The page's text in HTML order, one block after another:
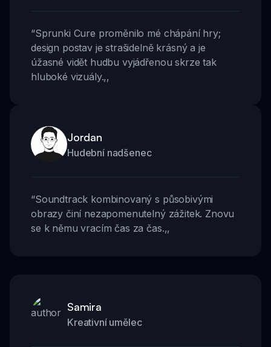
“Sprunki Cure proměnilo mé chápání hry;
design postav je strašidelně krásný a je
úžasné vidět hudbu vyjádřenou skrze tak
hluboké vizuály.,,
Jordan
Hudební nadšenec
“Soundtrack kombinovaný s působivými
obrazy činí nezapomenutelný zážitek. Znovu
se k němu vracím čas za čas.,,
Samira
Kreativní umělec